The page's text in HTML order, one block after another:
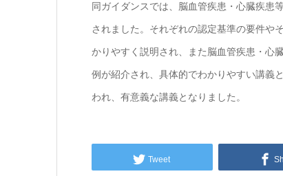
同ガイダンスでは、脳血管疾患・心臓疾患
されました。それぞれの認定基準の要件や
かりやすく説明され、また脳血管疾患・心
例が紹介され、具体的でわかりやすい講義
われ、有意義な講義となりました。
Tweet